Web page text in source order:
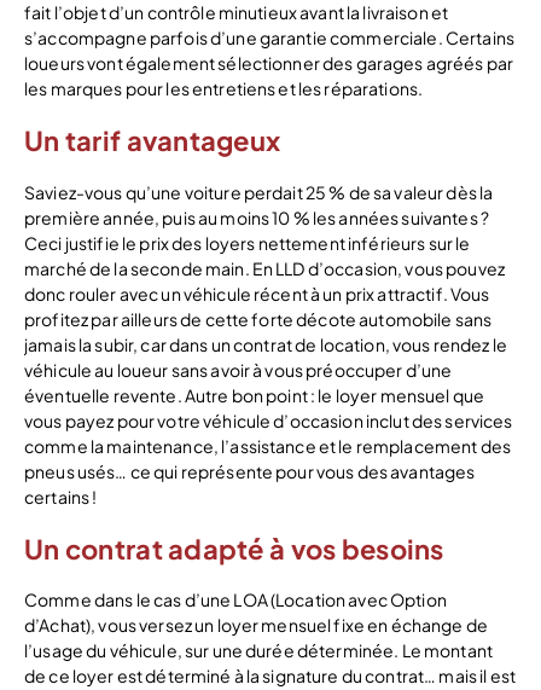
fait l’objet d’un contrôle minutieux avant la livraison et
s’accompagne parfois d’une garantie commerciale. Certains
loueurs vont également sélectionner des garages agréés par
les marques pour les entretiens et les réparations.
Un tarif avantageux
Saviez-vous qu’une voiture perdait 25 % de sa valeur dès la
première année, puis au moins 10 % les années suivantes ?
Ceci justifie le prix des loyers nettement inférieurs sur le
marché de la seconde main. En LLD d’occasion, vous pouvez
donc rouler avec un véhicule récent à un prix attractif. Vous
profitez par ailleurs de cette forte décote automobile sans
jamais la subir, car dans un contrat de location, vous rendez le
véhicule au loueur sans avoir à vous préoccuper d’une
éventuelle revente. Autre bon point : le loyer mensuel que
vous payez pour votre véhicule d’occasion inclut des services
comme la maintenance, l’assistance et le remplacement des
pneus usés… ce qui représente pour vous des avantages
certains !
Un contrat adapté à vos besoins
Comme dans le cas d’une LOA (Location avec Option
d’Achat), vous versez un loyer mensuel fixe en échange de
l’usage du véhicule, sur une durée déterminée. Le montant
de ce loyer est déterminé à la signature du contrat… mais il est